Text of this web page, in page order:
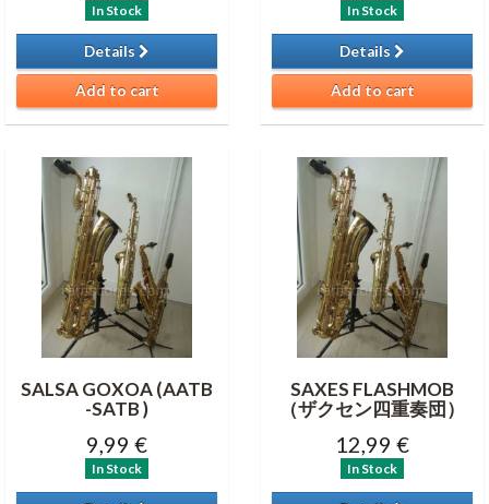
In Stock
Details
Add to cart
In Stock
Details
Add to cart
SALSA GOXOA (AATB
-SATB )
9,99 €
In Stock
SAXES FLASHMOB
（ザクセン四重奏団）
12,99 €
In Stock